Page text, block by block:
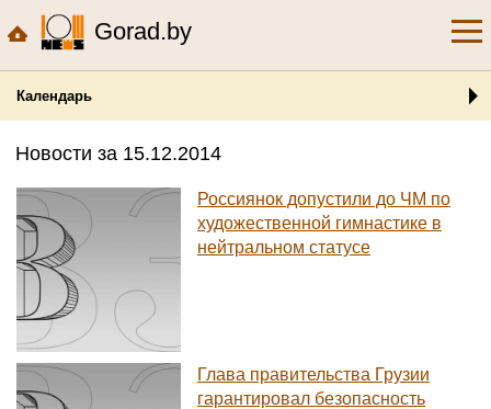
Gorad.by
Календарь
Новости за 15.12.2014
Россиянок допустили до ЧМ по
художественной гимнастике в
нейтральном статусе
Глава правительства Грузии
гарантировал безопасность